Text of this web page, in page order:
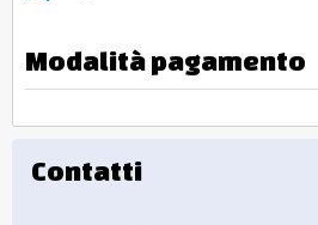
Modalità pagamento
Contatti